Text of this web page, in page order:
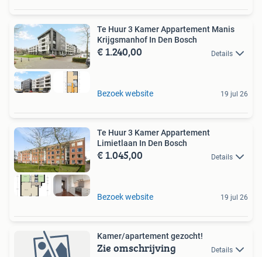
Te Huur 3 Kamer Appartement Manis
Krijgsmanhof In Den Bosch
€ 1.240,00 Details
Bezoek website 19 jul 26
Te Huur 3 Kamer Appartement
Limietlaan In Den Bosch
€ 1.045,00 Details
Bezoek website 19 jul 26
Kamer/apartement gezocht!
Zie omschrijving Details